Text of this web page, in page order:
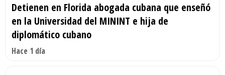
Detienen en Florida abogada cubana que enseñó
en la Universidad del MININT e hija de
diplomático cubano
Hace 1 día